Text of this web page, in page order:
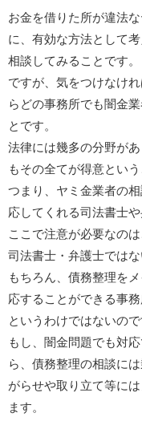
お金を借りた所が違法
に、有効な方法として
相談してみることです。
ですが、気をつけなけ
らどの事務所でも闇金
とです。
法律には幾多の分野が
もその全てが得意とい
つまり、ヤミ金業者の
応してくれる司法書士
ここで注意が必要なの
司法書士・弁護士ではな
もちろん、債務整理を
応することができる事
というわけではないので
もし、闇金問題でも対
ら、債務整理の相談に
がらせや取り立て等に
ます。